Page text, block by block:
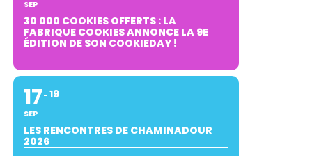
SEP
30 000 COOKIES OFFERTS : LA
FABRIQUE COOKIES ANNONCE LA 9E
ÉDITION DE SON COOKIEDAY !
17
SEP
19
LES RENCONTRES DE CHAMINADOUR
2026